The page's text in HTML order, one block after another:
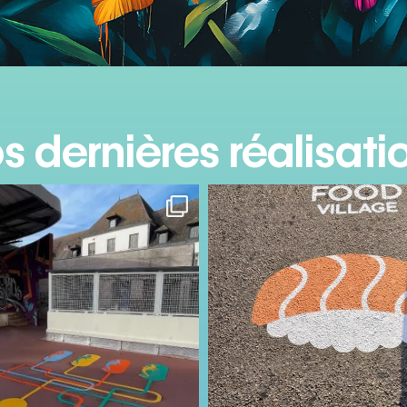
dernières